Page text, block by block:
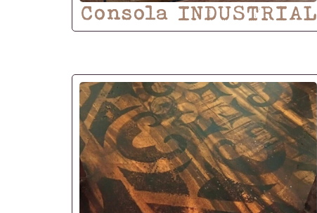
Consola INDUSTRIAL